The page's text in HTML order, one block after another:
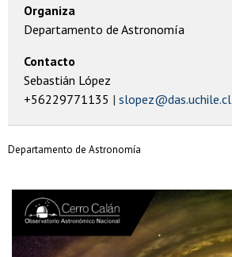
Organiza
Departamento de Astronomía
Contacto
Sebastián López
+56229771135
slopez@das.uchile.cl
Departamento de Astronomía